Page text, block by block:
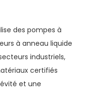
des pompes à
à anneau liquide
industriels,
certifiés
et une